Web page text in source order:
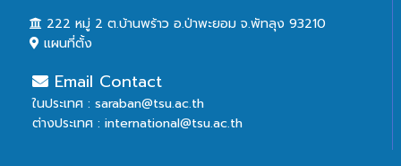
222 หมู่ 2 ต.บ้านพร้าว อ.ป่าพะยอม จ.พัทลุง 93210
แผนที่ตั้ง
Email Contact
ในประเทศ : saraban@tsu.ac.th
ต่างประเทศ : international@tsu.ac.th